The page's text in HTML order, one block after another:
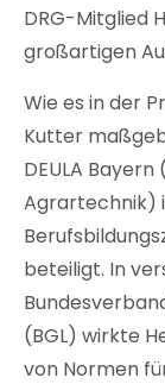
DRG-Mitglied
großartigen
Wie es in der
Kutter
DEULA
Agrartechnik)
beteiligt. In
(BGL) wirkte
von Normen